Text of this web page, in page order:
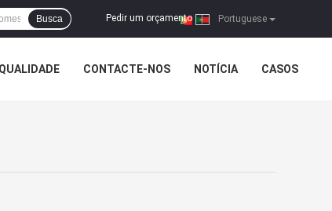
Portuguese
Pedir um orçamento |
Busca
CONTACTE-NOS NOTÍCIA CASOS